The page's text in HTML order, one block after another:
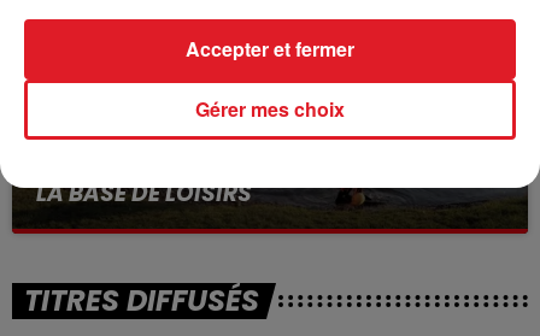
13 juillet 2026
LA BASE DE LOISIRS
La victime a coulé à pic
TITRES DIFFUSÉS
Gérer mes choix
Accepter et fermer